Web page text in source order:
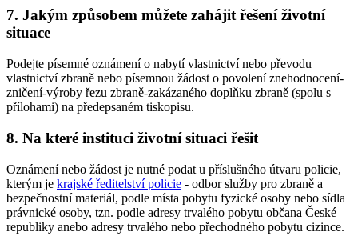
7. Jakým způsobem můžete zahájit řešení životní
situace
Podejte písemné oznámení o nabytí vlastnictví nebo převodu
vlastnictví zbraně nebo písemnou žádost o povolení znehodnocení-
zničení-výroby řezu zbraně-zakázaného doplňku zbraně (spolu s
přílohami) na předepsaném tiskopisu.
8. Na které instituci životní situaci řešit
Oznámení nebo žádost je nutné podat u příslušného útvaru policie,
kterým je krajské ředitelství policie - odbor služby pro zbraně a
bezpečnostní materiál, podle místa pobytu fyzické osoby nebo sídla
právnické osoby, tzn. podle adresy trvalého pobytu občana České
republiky anebo adresy trvalého nebo přechodného pobytu cizince.